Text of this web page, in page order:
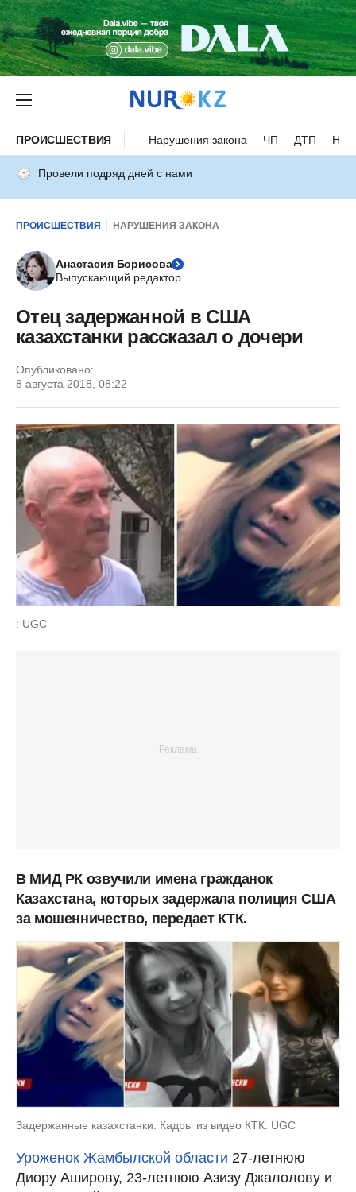
ПРОИСШЕСТВИЯ Нарушения закона ЧП ДТП
Провели подряд дней с нами
ПРОИСШЕСТВИЯ НАРУШЕНИЯ ЗАКОНА
Анастасия Борисова
Выпускающий редактор
Отец задержанной в США
казахстанки рассказал о дочери
Опубликовано:
8 августа 2018, 08:22
: UGC
В МИД РК озвучили имена гражданок
Казахстана, которых задержала полиция США
за мошенничество, передает КТК.
Задержанные казахстанки. Кадры из видео КТК: UGC
Уроженок Жамбылской области 27-летнюю
Диору Аширову, 23-летнюю Азизу Джалолову и